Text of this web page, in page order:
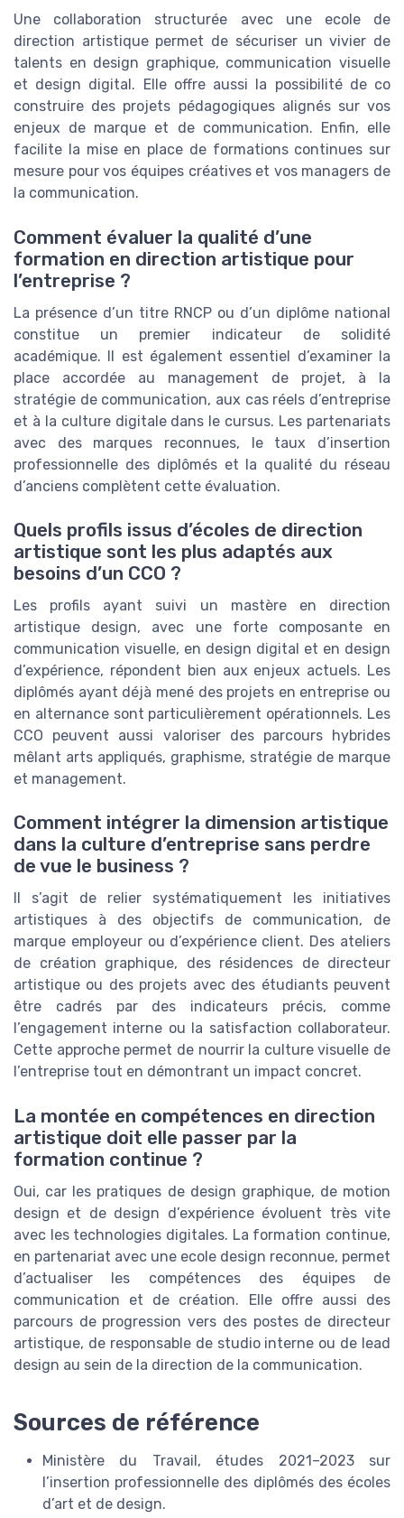
Une collaboration structurée avec une ecole de
direction artistique permet de sécuriser un vivier de
talents en design graphique, communication visuelle
et design digital. Elle offre aussi la possibilité de co
construire des projets pédagogiques alignés sur vos
enjeux de marque et de communication. Enfin, elle
facilite la mise en place de formations continues sur
mesure pour vos équipes créatives et vos managers de
la communication.
Comment évaluer la qualité d’une
formation en direction artistique pour
l’entreprise ?
La présence d’un titre RNCP ou d’un diplôme national
constitue un premier indicateur de solidité
académique. Il est également essentiel d’examiner la
place accordée au management de projet, à la
stratégie de communication, aux cas réels d’entreprise
et à la culture digitale dans le cursus. Les partenariats
avec des marques reconnues, le taux d’insertion
professionnelle des diplômés et la qualité du réseau
d’anciens complètent cette évaluation.
Quels profils issus d’écoles de direction
artistique sont les plus adaptés aux
besoins d’un CCO ?
Les profils ayant suivi un mastère en direction
artistique design, avec une forte composante en
communication visuelle, en design digital et en design
d’expérience, répondent bien aux enjeux actuels. Les
diplômés ayant déjà mené des projets en entreprise ou
en alternance sont particulièrement opérationnels. Les
CCO peuvent aussi valoriser des parcours hybrides
mêlant arts appliqués, graphisme, stratégie de marque
et management.
Comment intégrer la dimension artistique
dans la culture d’entreprise sans perdre
de vue le business ?
Il s’agit de relier systématiquement les initiatives
artistiques à des objectifs de communication, de
marque employeur ou d’expérience client. Des ateliers
de création graphique, des résidences de directeur
artistique ou des projets avec des étudiants peuvent
être cadrés par des indicateurs précis, comme
l’engagement interne ou la satisfaction collaborateur.
Cette approche permet de nourrir la culture visuelle de
l’entreprise tout en démontrant un impact concret.
La montée en compétences en direction
artistique doit elle passer par la
formation continue ?
Oui, car les pratiques de design graphique, de motion
design et de design d’expérience évoluent très vite
avec les technologies digitales. La formation continue,
en partenariat avec une ecole design reconnue, permet
d’actualiser les compétences des équipes de
communication et de création. Elle offre aussi des
parcours de progression vers des postes de directeur
artistique, de responsable de studio interne ou de lead
design au sein de la direction de la communication.
Sources de référence
Ministère du Travail, études 2021–2023 sur
l’insertion professionnelle des diplômés des écoles
d’art et de design.